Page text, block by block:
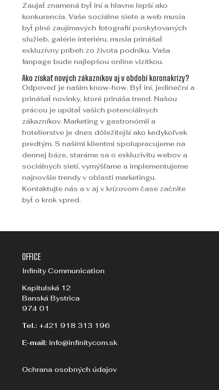
Zaujať znamená byť iní a hlavne lepší ako
konkurencia. Vaše sociálne siete a web musia
byť plné zaujímavých fotografií poskytovaných
služieb, galérie interiéru, musia prinášať
exkluzívny príbeh zo života podniku. Vaša
fanpage bude najlepšou online vizitkou.
Ako získať nových zákazníkov aj v období koronakrízy?
Odpoveď je našim know-how. Byť iní, jedineční a
prinášať novinky, ktoré prináša trend. Našou
prácou je upútať vašich potenciálnych
zákazníkov. Marketing v gastronómii a
hotelierstve je dnes dôležitejší ako kedykoľvek
predtým. S našimi klientmi spolupracujeme na
dennej báze, staráme sa o exkluzivitu webov a
sociálnych sietí, vymýšľame a implementujeme
najnovšie trendy v oblasti marketingu.
Kontaktujte nás a v aj v krízovom čase začnite
byť o krok vpred.
OFFICE
Infinity Communication
Kapitulská 12
Banská Bystrica
974 01
Tel.: +421 918 313 196
E-mail: info@infinitycom.sk
Ochrana osobných údajov